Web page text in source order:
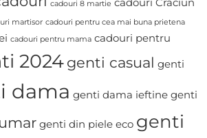
cadouri 8 martie
martisor cadouri pentru cea mai buna prietena
cadouri pentru mama cadouri pentru
2024genti casual genti
dama genti dama ieftine genti
genti din piele eco genti